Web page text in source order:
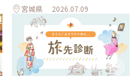
宮城県 2026.07.09